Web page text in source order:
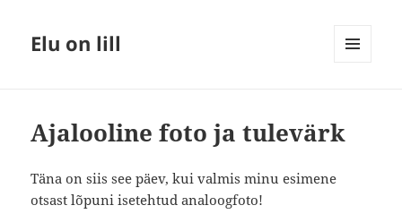
Elu on lill
Ajalooline foto ja tulevärk
Täna on siis see päev, kui valmis minu esimene
otsast lõpuni isetehtud analoogfoto!